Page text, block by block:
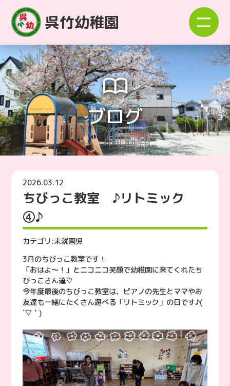
呉竹幼稚園
ブログ
2026.03.12
ちびっこ教室 ♪リトミック
④♪
カテゴリ:未就園児
3月のちびっこ教室です！
「おはよ〜！」とニコニコ笑顔で幼稚園に来てくれたち
びっこさん達♡
今年度最後のちびっこ教室は、ピアノの先生とママやお
友達も一緒にたくさん遊べる「リトミック」の日です♪(
´▽｀)